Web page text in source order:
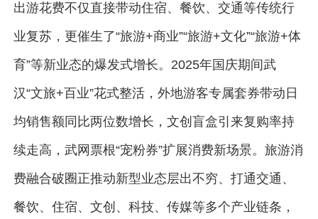
出游花费不仅直接带动住宿、餐饮、交通等传统行
业复苏，更催生了“旅游+商业”“旅游+文化”“旅游+体
育”等新业态的爆发式增长。2025年国庆期间武
汉“文旅+百业”花式整活，外地游客专属套券带动日
均销售额同比两位数增长，文创盲盒引来复购率持
续走高，武网票根“宠粉券”扩展消费新场景。旅游消
费融合破圈正推动新型业态层出不穷、打通交通、
餐饮、住宿、文创、科技、传媒等多个产业链条，